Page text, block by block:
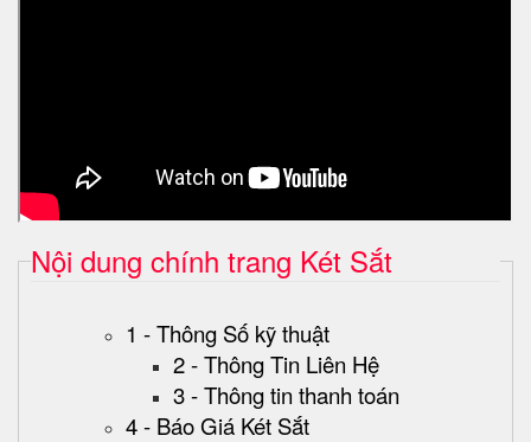
Nội dung chính trang Két Sắt
1 - Thông Số kỹ thuật
2 - Thông Tin Liên Hệ
3 - Thông tin thanh toán
4 - Báo Giá Két Sắt